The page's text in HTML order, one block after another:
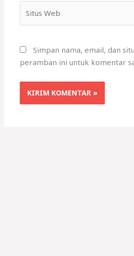
Web
Simpan nama, email, dan
peramban ini untuk komentar